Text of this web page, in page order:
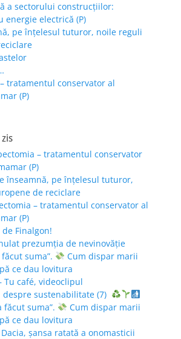
a sectorului construcțiilor:
energie electrică (P)
pe înțelesul tuturor, noile reguli
tratamentul conservator al
(P)
– tratamentul conservator
(P)
înseamnă, pe înțelesul tuturor,
de reciclare
– tratamentul conservator al
(P)
Finalgon!
prezumția de nevinovăție
făcut suma”.
Cum dispar marii
ce dau lovitura
Tu café, videoclipul
despre sustenabilitate (7)
făcut suma”.
Cum dispar marii
ce dau lovitura
Dacia, șansa ratată a onomasticii